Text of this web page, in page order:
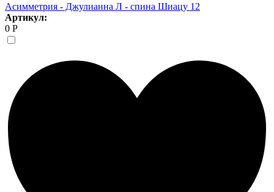
Асимметрия - Джулианна Л - спина Шиацу 12
Артикул:
0 Р